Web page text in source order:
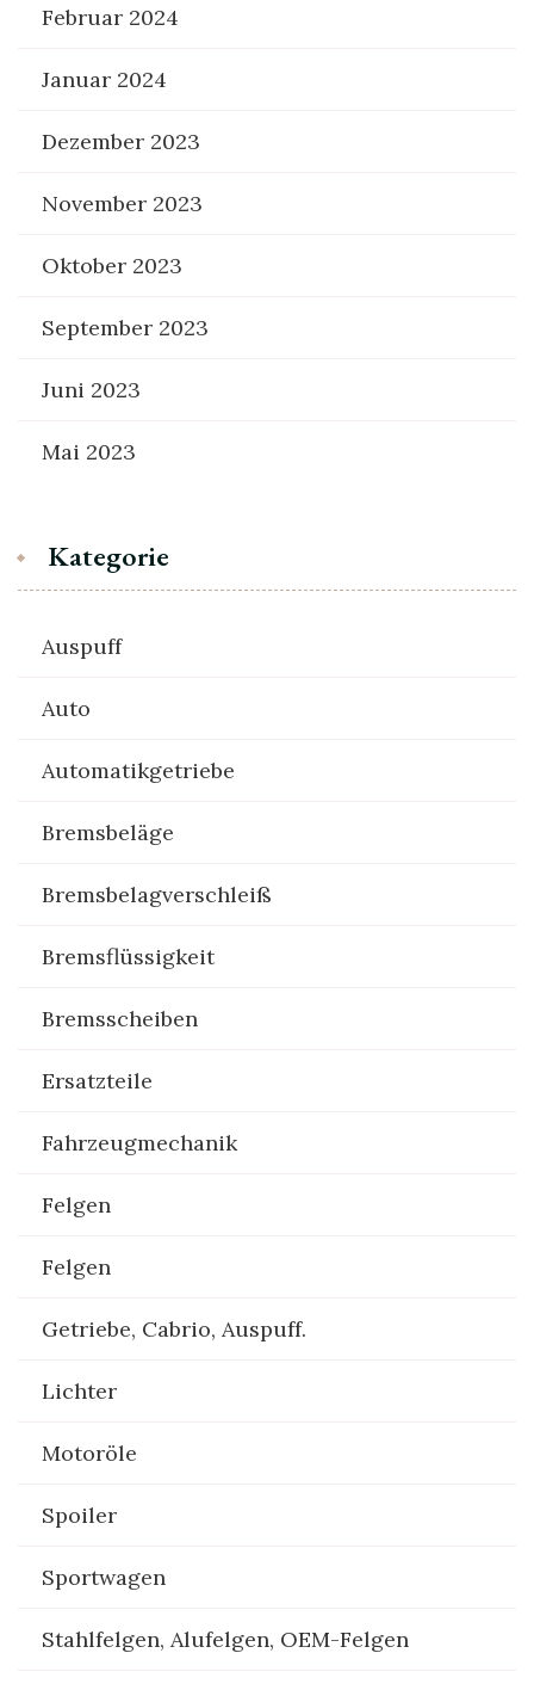
Februar 2024
Januar 2024
Dezember 2023
November 2023
Oktober 2023
September 2023
Juni 2023
Mai 2023
Kategorie
Auspuff
Auto
Automatikgetriebe
Bremsbeläge
Bremsbelagverschleiß
Bremsflüssigkeit
Bremsscheiben
Ersatzteile
Fahrzeugmechanik
Felgen
Felgen
Getriebe, Cabrio, Auspuff.
Lichter
Motoröle
Spoiler
Sportwagen
Stahlfelgen, Alufelgen, OEM-Felgen